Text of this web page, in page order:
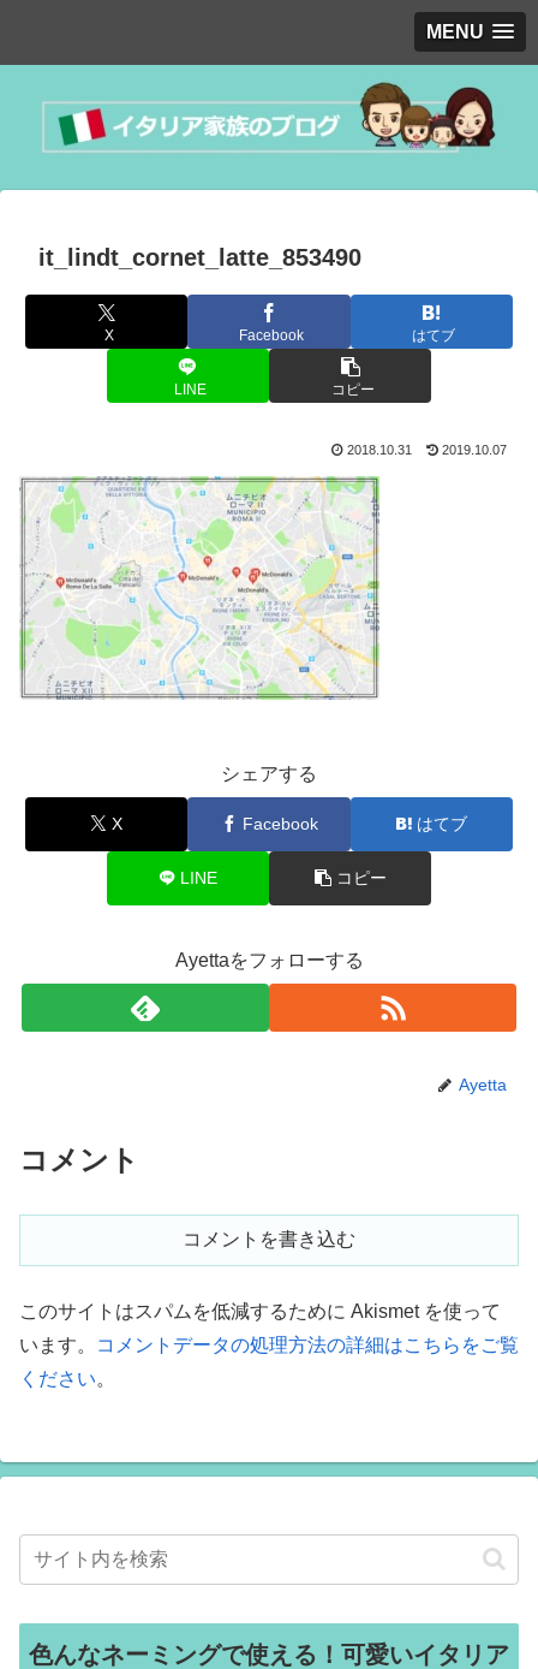
MENU
it_lindt_cornet_latte_853490
X Facebook はてブ
LINE コピー
2018.10.31 2019.10.07
シェアする
X Facebook はてブ
LINE コピー
Ayettaをフォローする
Ayetta
コメント
コメントを書き込む
このサイトはスパムを低減するために Akismet を使って
います。
コメントデータの処理方法の詳細はこちらをご覧
ください。
色んなネーミングで使える！可愛いイタリア